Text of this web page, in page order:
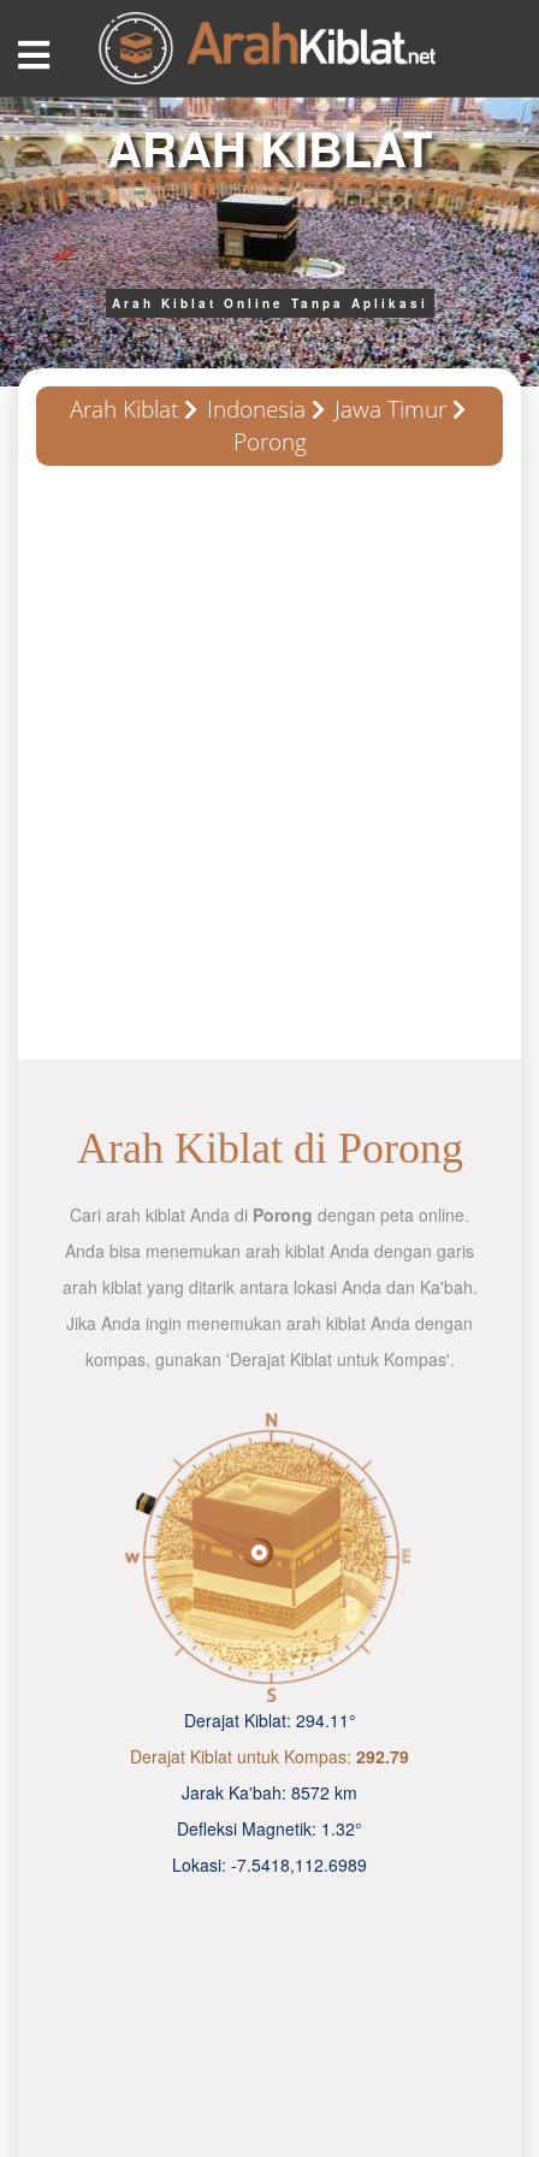
ARAH KIBLAT
Arah Kiblat Online Tanpa Aplikasi
Arah Kiblat Indonesia
Jawa Timur
Porong
Arah Kiblat di Porong
Cari arah kiblat Anda di Porong dengan peta online.
Anda bisa menemukan arah kiblat Anda dengan garis
arah kiblat yang ditarik antara lokasi Anda dan Ka'bah.
Jika Anda ingin menemukan arah kiblat Anda dengan
kompas, gunakan 'Derajat Kiblat untuk Kompas'.
Derajat Kiblat: 294.11°
Derajat Kiblat untuk Kompas: 292.79
Jarak Ka'bah: 8572 km
Defleksi Magnetik: 1.32°
Lokasi: -7.5418,112.6990